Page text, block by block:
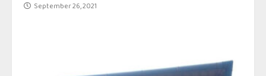
September 26, 2021